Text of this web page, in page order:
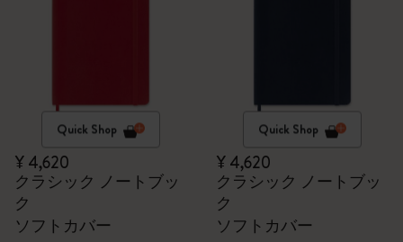
Quick Shop
¥ 4,620
クラシック ノートブッ
ク
ソフトカバー
Quick Shop
¥ 4,620
クラシック ノートブッ
ク
ソフトカバー